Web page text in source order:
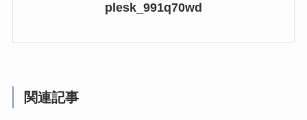
plesk_991q70wd
関連記事